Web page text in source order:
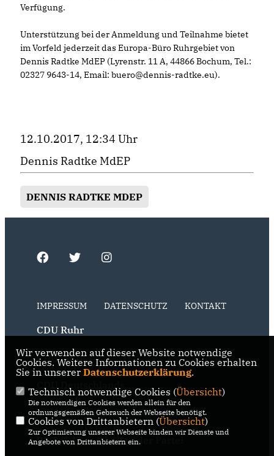
Verfügung.
Unterstützung bei der Anmeldung und Teilnahme bietet
im Vorfeld jederzeit das Europa-Büro Ruhrgebiet von
Dennis Radtke MdEP (Lyrenstr. 11 A, 44866 Bochum, Tel.:
02327 9643-14, Email: buero@dennis-radtke.eu).
12.10.2017, 12:34 Uhr
Dennis Radtke MdEP
DENNIS RADTKE MDEP
IMPRESSUM DATENSCHUTZ KONTAKT
CDU Ruhr
CDU NRW
CDU Deutschlands
RSS der Neuigkeiten der Fraktion
RSS der Neuigkeiten der Partei
Wir verwenden auf dieser Website notwendige
Cookies. Weitere Informationen zu Cookies erhalten
Sie in unserer Datenschutzerklärung.
Technisch notwendige Cookies (Übersicht)
Die notwendigen Cookies werden allein für den
ordnungsgemäßen Gebrauch der Webseite benötigt.
Cookies von Drittanbietern (Übersicht)
Zur Optimierung unserer Webseite binden wir Dienste und
Angebote von Drittanbietern ein.